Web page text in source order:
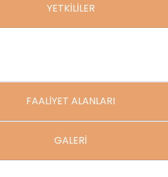
YETKİLİLER
FAALİYET ALANLARI
GALERİ